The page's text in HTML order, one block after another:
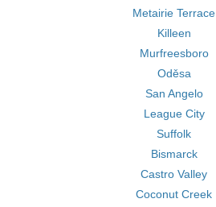
Metairie Terrace
Killeen
Murfreesboro
Oděsa
San Angelo
League City
Suffolk
Bismarck
Castro Valley
Coconut Creek